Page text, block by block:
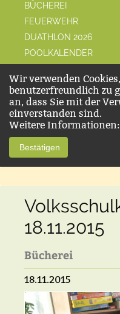
BÜCHEREI
FEUERWEHR
DUATHLON 2026
POOLKALENDER
Wir verwenden
benutzerfreundlich zu
an, dass Sie mit der
einverstanden sind.
Weitere Informationen:
Bestätigen
18.11.2015
Bücherei
18.11.2015